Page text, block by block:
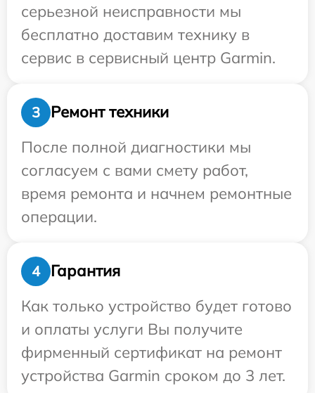
серьезной неисправности мы
бесплатно доставим технику в
сервис в сервисный центр Garmin.
3
Ремонт техники
После полной диагностики мы
согласуем с вами смету работ,
время ремонта и начнем ремонтные
операции.
4
Гарантия
Как только устройство будет готово
и оплаты услуги Вы получите
фирменный сертификат на ремонт
устройства Garmin сроком до 3 лет.